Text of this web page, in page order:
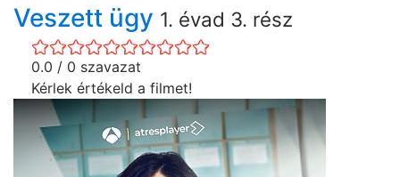
Veszett ügy 1. évad 3. rész
0.0 / 0 szavazat
Kérlek értékeld a filmet!